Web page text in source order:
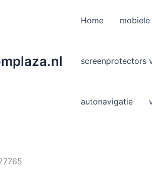
Home
screenprotectors
autonavigatie